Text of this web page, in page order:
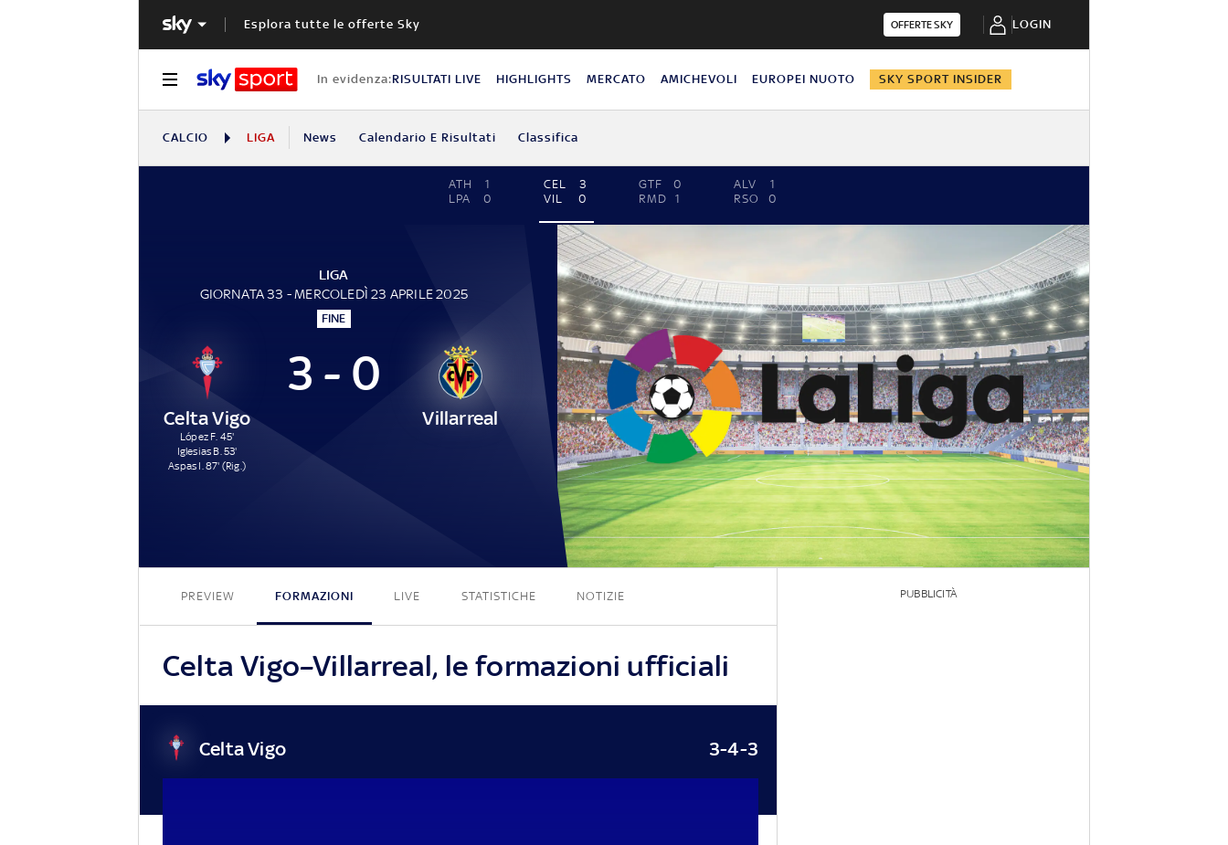
Esplora tutte le offerte Sky OFFERTE SKY LOGIN
In evidenza:RISULTATI LIVE HIGHLIGHTS MERCATO AMICHEVOLI EUROPEI NUOTO SKY SPORT INSIDER
CALCIO LIGA News Calendario E Risultati Classifica
ATH
1
LPA
0
CEL
3
VIL
0
GTF
0
RMD
1
ALV
1
RSO
0
LIGA
GIORNATA 33 - MERCOLEDÌ 23 APRILE 2025
FINE
Celta Vigo
López F. 45'
Iglesias B. 53'
Aspas I. 87' (Rig.)
3 - 0
Villarreal
3 - 0
PREVIEW FORMAZIONI LIVE STATISTICHE NOTIZIE
Celta Vigo–Villarreal, le formazioni ufficiali
Celta Vigo 3-4-3
PUBBLICITÀ